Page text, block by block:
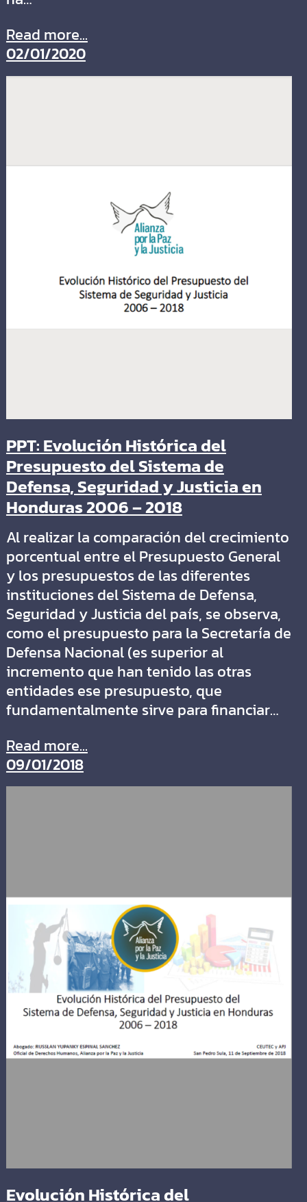
Read more...
02/01/2020
PPT: Evolución Histórica del
Presupuesto del Sistema de
Defensa, Seguridad y Justicia en
Honduras 2006 – 2018
Al realizar la comparación del crecimiento
porcentual entre el Presupuesto General
y los presupuestos de las diferentes
instituciones del Sistema de Defensa,
Seguridad y Justicia del país, se observa,
como el presupuesto para la Secretaría de
Defensa Nacional (es superior al
incremento que han tenido las otras
entidades ese presupuesto, que
fundamentalmente sirve para financiar…
Read more...
09/01/2018
Evolución Histórica del